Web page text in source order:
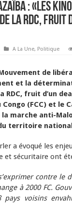
: «Les
la RDC, fruit
A La Une, Politique
de
et la
RDC, fruit d’un
(FCC) et le
la marche anti-
territoire
a évoqué les
et sécuritaire ont
contre le
à 2000 FC.
voisins